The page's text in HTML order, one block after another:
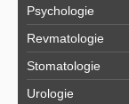
Psychologie
Revmatologie
Stomatologie
Urologie